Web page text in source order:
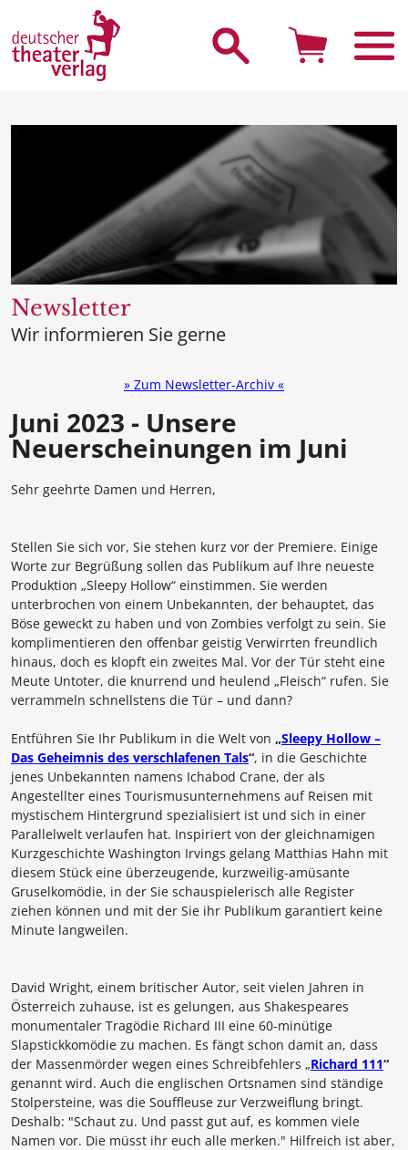
Newsletter
Wir informieren Sie gerne
» Zum Newsletter-Archiv «
Juni 2023 - Unsere
Neuerscheinungen im Juni
Sehr geehrte Damen und Herren,
Stellen Sie sich vor, Sie stehen kurz vor der Premiere. Einige
Worte zur Begrüßung sollen das Publikum auf Ihre neueste
Produktion „Sleepy Hollow“ einstimmen. Sie werden
unterbrochen von einem Unbekannten, der behauptet, das
Böse geweckt zu haben und von Zombies verfolgt zu sein. Sie
komplimentieren den offenbar geistig Verwirrten freundlich
hinaus, doch es klopft ein zweites Mal. Vor der Tür steht eine
Meute Untoter, die knurrend und heulend „Fleisch“ rufen. Sie
verrammeln schnellstens die Tür – und dann?
Entführen Sie Ihr Publikum in die Welt von „Sleepy Hollow –
Das Geheimnis des verschlafenen Tals“, in die Geschichte
jenes Unbekannten namens Ichabod Crane, der als
Angestellter eines Tourismusunternehmens auf Reisen mit
mystischem Hintergrund spezialisiert ist und sich in einer
Parallelwelt verlaufen hat. Inspiriert von der gleichnamigen
Kurzgeschichte Washington Irvings gelang Matthias Hahn mit
diesem Stück eine überzeugende, kurzweilig-amüsante
Gruselkomödie, in der Sie schauspielerisch alle Register
ziehen können und mit der Sie ihr Publikum garantiert keine
Minute langweilen.
David Wright, einem britischer Autor, seit vielen Jahren in
Österreich zuhause, ist es gelungen, aus Shakespeares
monumentaler Tragödie Richard III eine 60-minütige
Slapstickkomödie zu machen. Es fängt schon damit an, dass
der Massenmörder wegen eines Schreibfehlers „Richard 111“
genannt wird. Auch die englischen Ortsnamen sind ständige
Stolpersteine, was die Souffleuse zur Verzweiflung bringt.
Deshalb: "Schaut zu. Und passt gut auf, es kommen viele
Namen vor. Die müsst ihr euch alle merken." Hilfreich ist aber,